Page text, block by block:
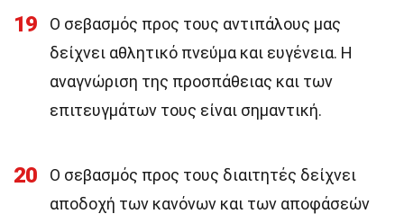
19
Ο σεβασμός προς τους αντιπάλους μας
δείχνει αθλητικό πνεύμα και ευγένεια. Η
αναγνώριση της προσπάθειας και των
επιτευγμάτων τους είναι σημαντική.
20
Ο σεβασμός προς τους διαιτητές δείχνει
αποδοχή των κανόνων και των αποφάσεών